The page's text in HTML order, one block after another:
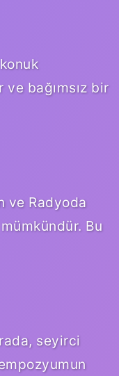
bağımsız bir
ve Radyoda
Bu
seyirci